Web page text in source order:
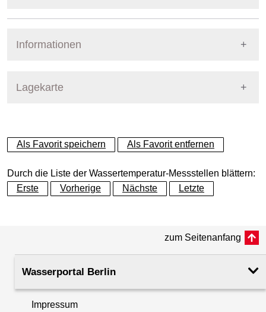
Informationen
Lagekarte
+
−
Als Favorit speichern Als Favorit entfernen
Durch die Liste der Wassertemperatur-Messstellen blättern:
Erste
Vorherige Nächste Letzte
zum Seitenanfang
Wasserportal Berlin
Impressum